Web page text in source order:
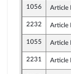
1056 Article
2232 Article
1055 Article
2231 Article